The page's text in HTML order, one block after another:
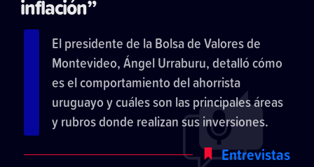
inflación”
El presidente de la Bolsa de Valores de
Montevideo, Ángel Urraburu, detalló cómo
es el comportamiento del ahorrista
uruguayo y cuáles son las principales áreas
y rubros donde realizan sus inversiones.
Entrevistas